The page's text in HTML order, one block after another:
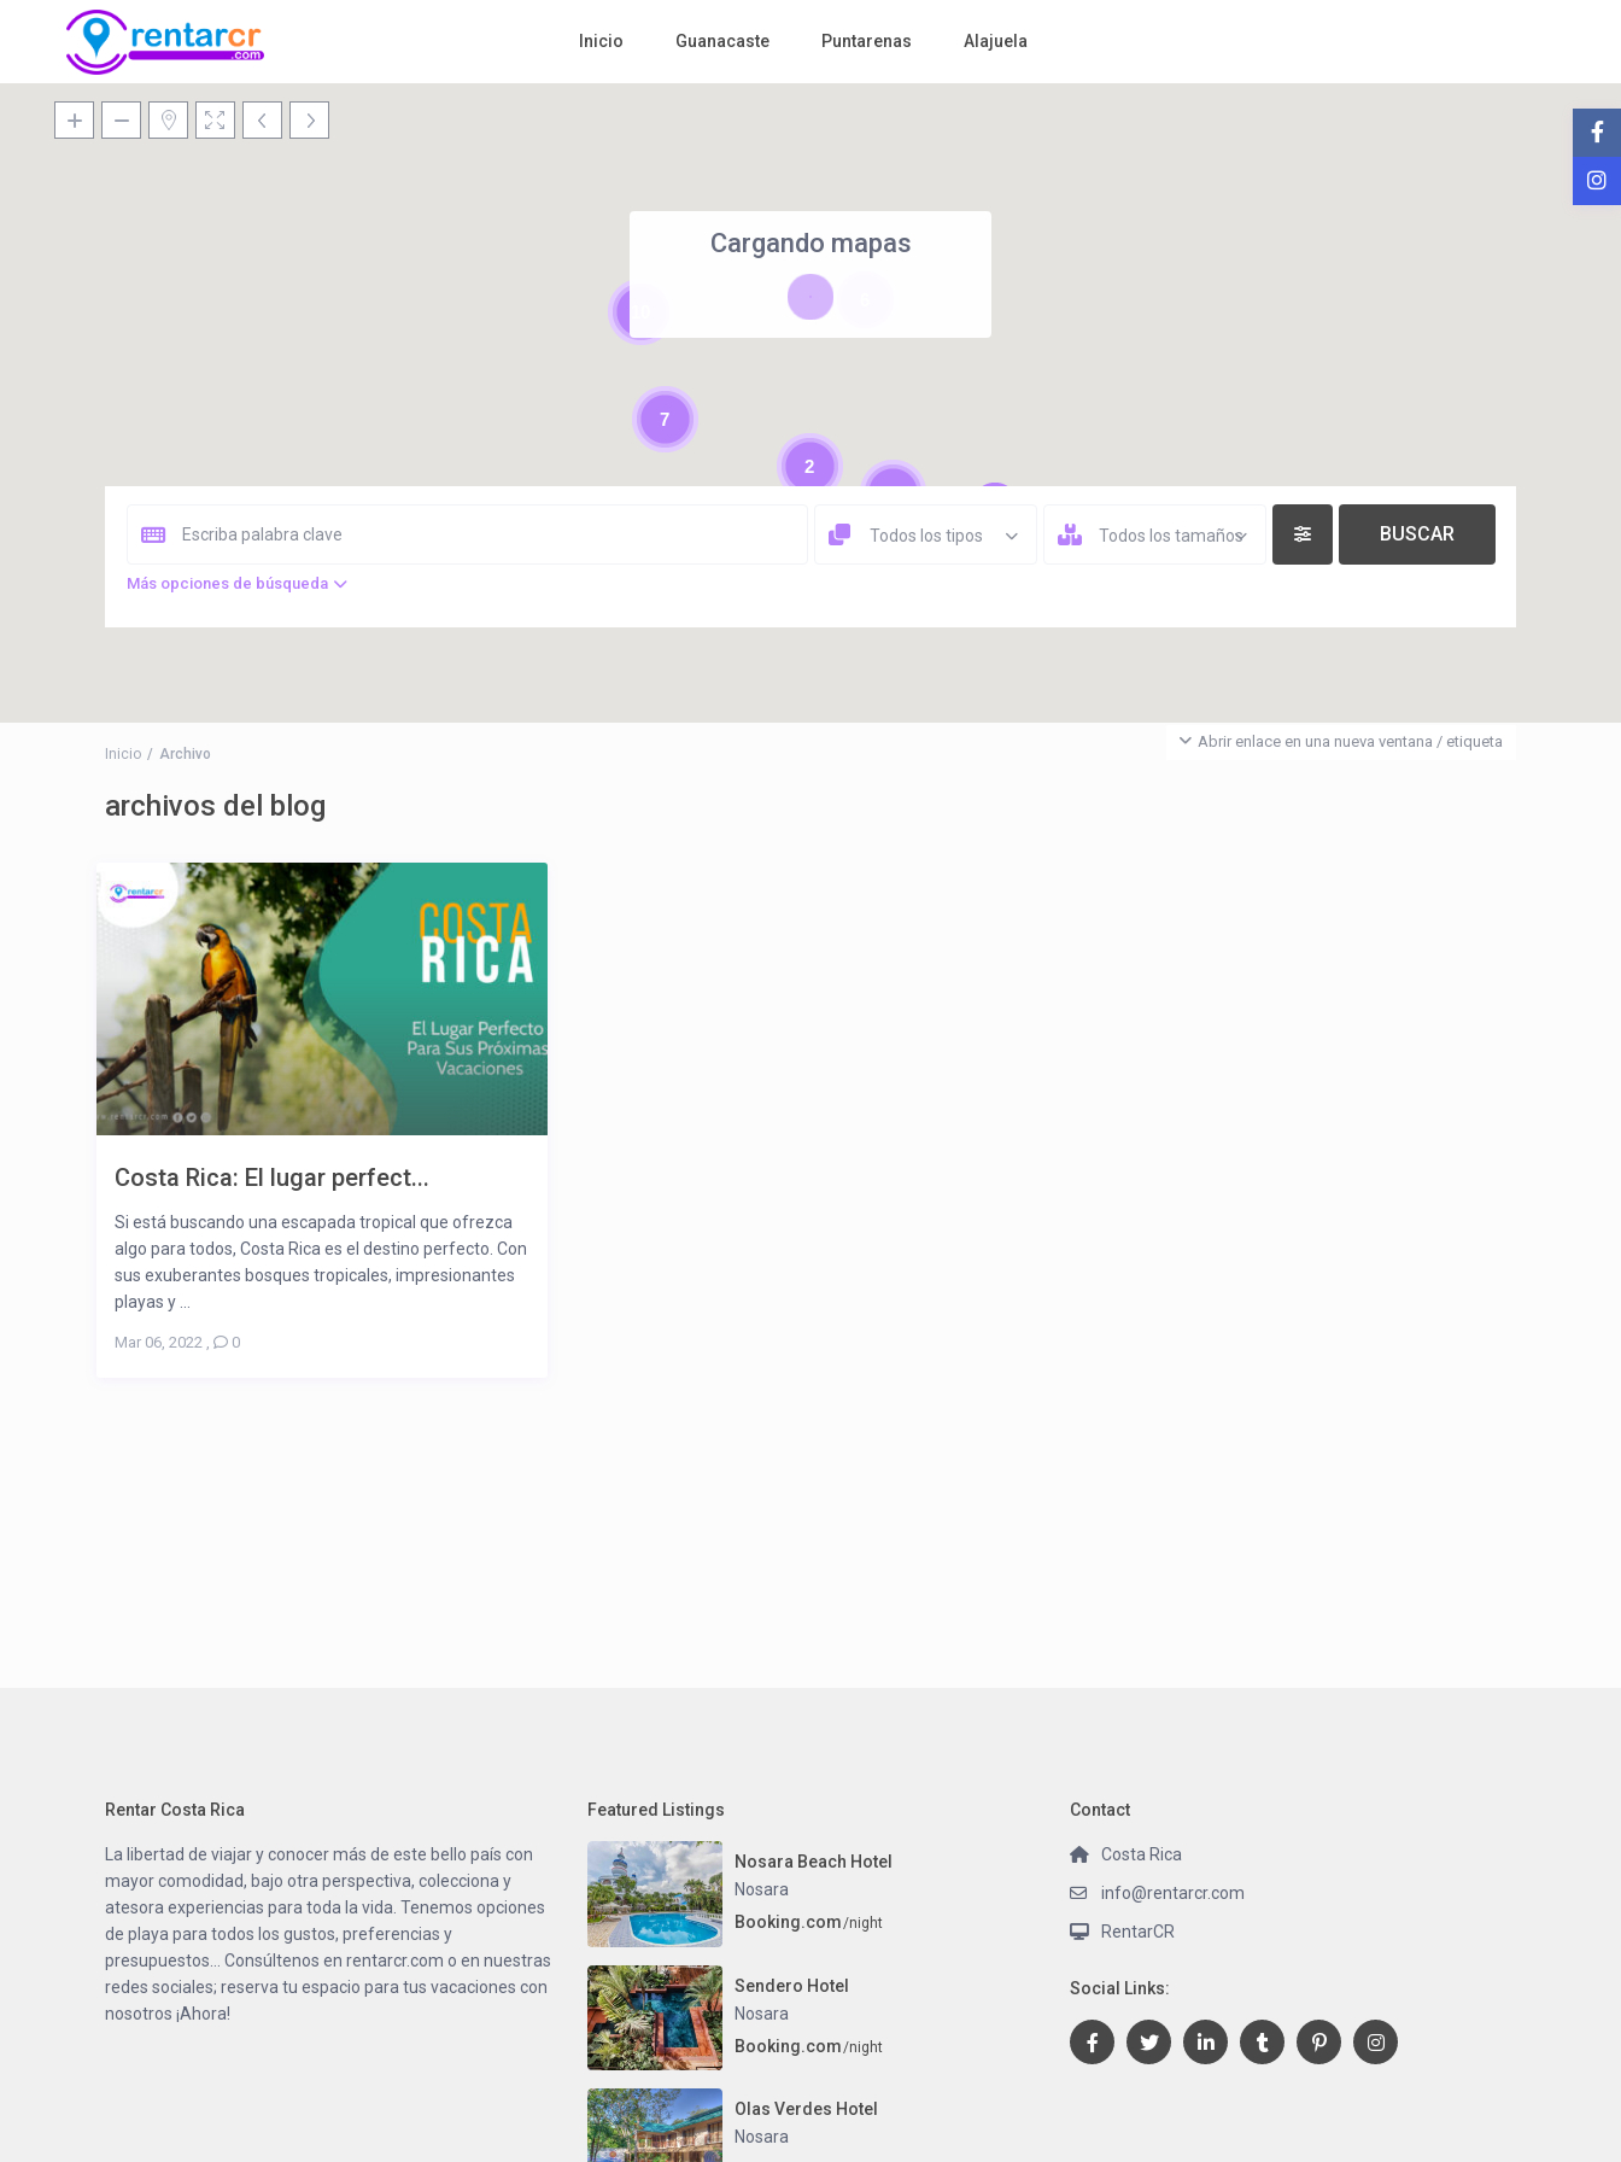
Inicio Guanacaste Puntarenas Alajuela
7
4
2
Cargando mapas
Abrir enlace en una nueva ventana / etiqueta
Todos los tipos Todos los tamaños
Más opciones de búsqueda
Inicio Archivo
archivos del blog
Costa Rica: El lugar perfect...
Si está buscando una escapada tropical que ofrezca
algo para todos, Costa Rica es el destino perfecto. Con
sus exuberantes bosques tropicales, impresionantes
playas y ...
Mar 06, 2022 , 0
Rentar Costa Rica
La libertad de viajar y conocer más de este bello país con
mayor comodidad, bajo otra perspectiva, colecciona y
atesora experiencias para toda la vida. Tenemos opciones
de playa para todos los gustos, preferencias y
presupuestos… Consúltenos en rentarcr.com o en nuestras
redes sociales; reserva tu espacio para tus vacaciones con
nosotros ¡Ahora!
Featured Listings
Nosara Beach Hotel
Nosara
Booking.com/night
Sendero Hotel
Nosara
Booking.com/night
Olas Verdes Hotel
Nosara
Contact
Costa Rica
info@rentarcr.com
RentarCR
Social Links: